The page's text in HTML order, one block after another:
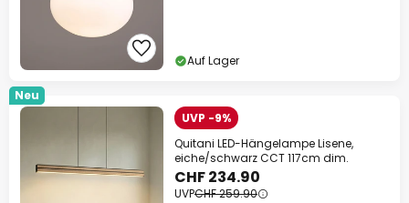
Auf Lager
Neu
UVP -9%
Quitani LED-Hängelampe Lisene,
eiche/schwarz CCT 117cm dim.
CHF 234.90
UVPCHF 259.90